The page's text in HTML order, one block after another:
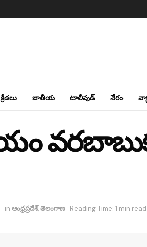
క్రీడలు జాతీయ టాలీవుడ్ నేరం
in ఆంధ్రప్రదేశ్,తెలంగాణ Reading Time: 1 min read